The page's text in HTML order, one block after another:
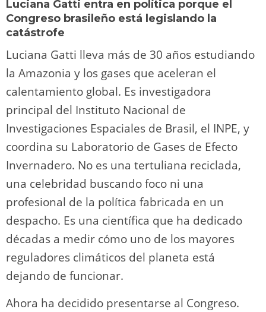
Luciana Gatti entra en política porque el
Congreso brasileño está legislando la
catástrofe
Luciana Gatti lleva más de 30 años estudiando
la Amazonia y los gases que aceleran el
calentamiento global. Es investigadora
principal del Instituto Nacional de
Investigaciones Espaciales de Brasil, el INPE, y
coordina su Laboratorio de Gases de Efecto
Invernadero. No es una tertuliana reciclada,
una celebridad buscando foco ni una
profesional de la política fabricada en un
despacho. Es una científica que ha dedicado
décadas a medir cómo uno de los mayores
reguladores climáticos del planeta está
dejando de funcionar.
Ahora ha decidido presentarse al Congreso.